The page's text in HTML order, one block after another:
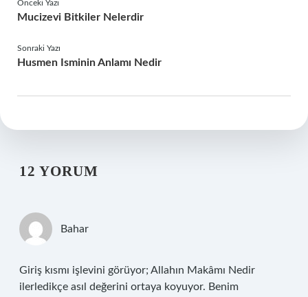
Önceki Yazı
Mucizevi Bitkiler Nelerdir
Sonraki Yazı
Husmen Isminin Anlamı Nedir
12 YORUM
Bahar
Giriş kısmı işlevini görüyor; Allahın Makâmı Nedir
ilerledikçe asıl değerini ortaya koyuyor. Benim